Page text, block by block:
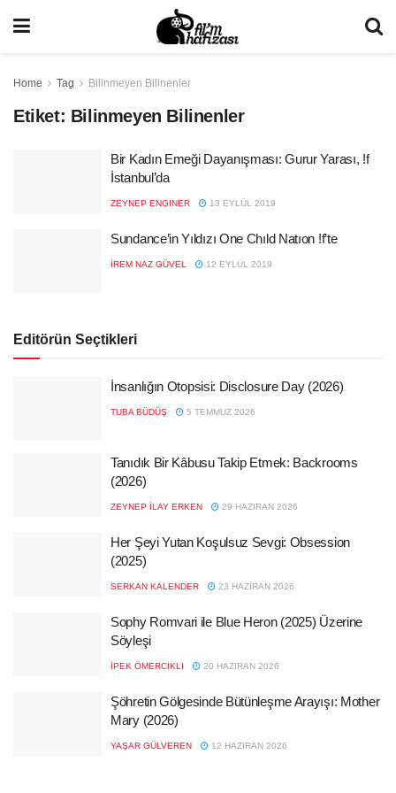
Home Tag Bilinmeyen Bilinenler
Etiket: Bilinmeyen Bilinenler
Bir Kadın Emeği Dayanışması: Gurur Yarası, !f
İstanbul’da
ZEYNEP ENGINER 13 EYLÜL 2019
Sundance’in Yıldızı One Chıld Natıon !f’te
İREM NAZ GÜVEL 12 EYLÜL 2019
Editörün Seçtikleri
İnsanlığın Otopsisi: Disclosure Day (2026)
TUBA BÜDÜŞ 5 TEMMUZ 2026
Tanıdık Bir Kâbusu Takip Etmek: Backrooms
(2026)
ZEYNEP İLAY ERKEN 29 HAZIRAN 2026
Her Şeyi Yutan Koşulsuz Sevgi: Obsession
(2025)
SERKAN KALENDER 23 HAZIRAN 2026
Sophy Romvari ile Blue Heron (2025) Üzerine
Söyleşi
İPEK ÖMERCIKLI 20 HAZIRAN 2026
Şöhretin Gölgesinde Bütünleşme Arayışı: Mother
Mary (2026)
YAŞAR GÜLVEREN 12 HAZIRAN 2026